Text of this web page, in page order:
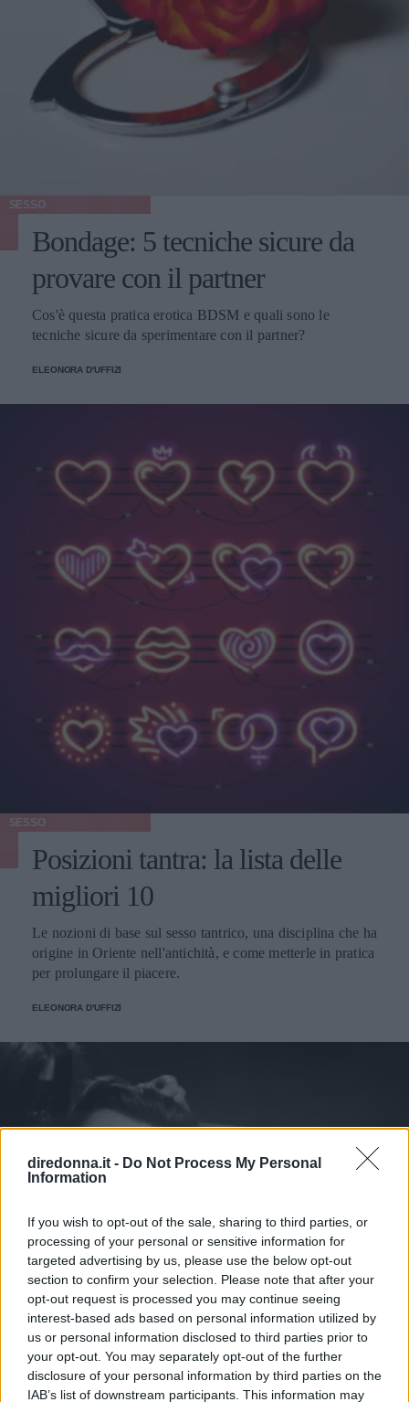
diredonna.it - Do Not Process My Personal
Information
If you wish to opt-out of the sale, sharing to third parties, or
processing of your personal or sensitive information for
targeted advertising by us, please use the below opt-out
section to confirm your selection. Please note that after your
opt-out request is processed you may continue seeing
interest-based ads based on personal information utilized by
us or personal information disclosed to third parties prior to
your opt-out. You may separately opt-out of the further
disclosure of your personal information by third parties on the
IAB’s list of downstream participants. This information may
SESSO
Bondage: 5 tecniche sicure da
provare con il partner
Cos'è questa pratica erotica BDSM e quali sono le
tecniche sicure da sperimentare con il partner?
ELEONORA D'UFFIZI
SESSO
Posizioni tantra: la lista delle
migliori 10
Le nozioni di base sul sesso tantrico, una disciplina che ha
origine in Oriente nell'antichità, e come metterle in pratica
per prolungare il piacere.
ELEONORA D'UFFIZI